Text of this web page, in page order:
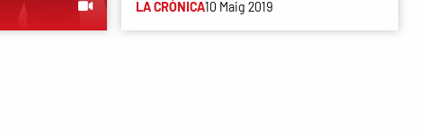
LA CRÒNICA10 Maig 2019